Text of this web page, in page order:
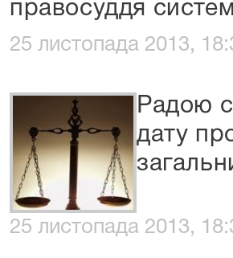
правосуддя
25 листопада 2013,
Радою
дату
25 листопада 2013,